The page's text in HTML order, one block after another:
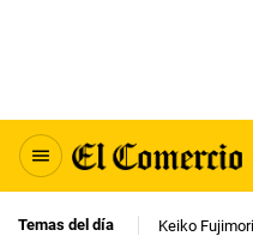
Temas del día Keiko Fujimori